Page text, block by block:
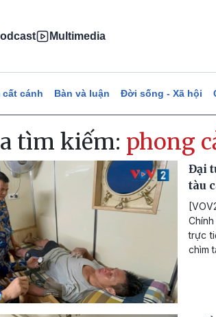
Multimedia
cất cánh Bàn và luận Đời sống - Xã hội
tìm kiếm: phong
Đại
tàu
trực
chìm